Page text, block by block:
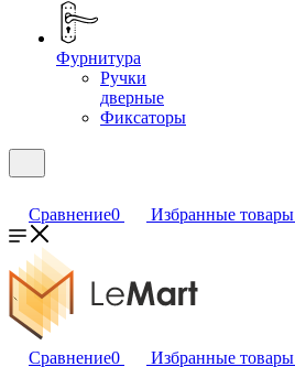
Фурнитура
Ручки
дверные
Фиксаторы
Сравнение0 Избранные товары
Сравнение0 Избранные товары